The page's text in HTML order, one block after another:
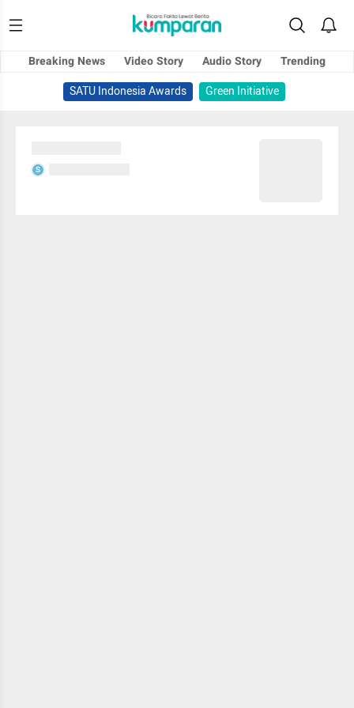
Breaking News Video Story Audio Story
Trending
SATU Indonesia Awards
Green Initiative
S